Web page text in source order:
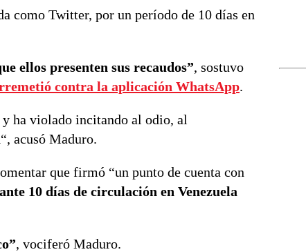
como Twitter, por un período de 10 días en
ellos presenten sus recaudos”, sostuvo
contra la aplicación WhatsApp.
y ha violado incitando al odio, al
“, acusó Maduro.
que firmó “un punto de cuenta con
10 días de circulación en Venezuela
, vociferó Maduro.